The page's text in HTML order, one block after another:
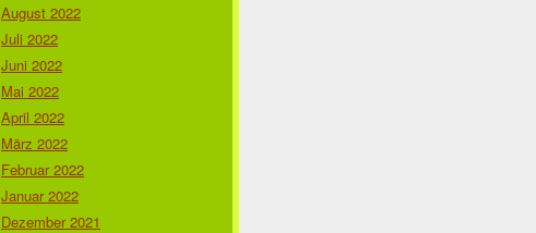
August 2022
Juli 2022
Juni 2022
Mai 2022
April 2022
März 2022
Februar 2022
Januar 2022
Dezember 2021